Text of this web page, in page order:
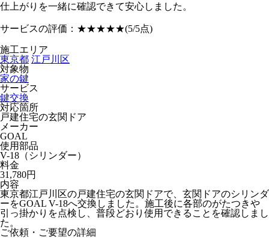
仕上がりを一緒に確認できて安心しました。
サービスの評価： ★★★★★(5/5点)
施工エリア
東京都 江戸川区
対象物
家の鍵
サービス
鍵交換
対応箇所
戸建住宅の玄関ドア
メーカー
GOAL
使用部品
V-18（シリンダー）
料金
31,780円
内容
東京都江戸川区の戸建住宅の玄関ドアで、玄関ドアのシリンダ
ーをGOAL V-18へ交換しました。施工後に各部のがたつきや
引っ掛かりを点検し、普段どおり使用できることを確認しまし
た。
ご依頼・ご要望の詳細